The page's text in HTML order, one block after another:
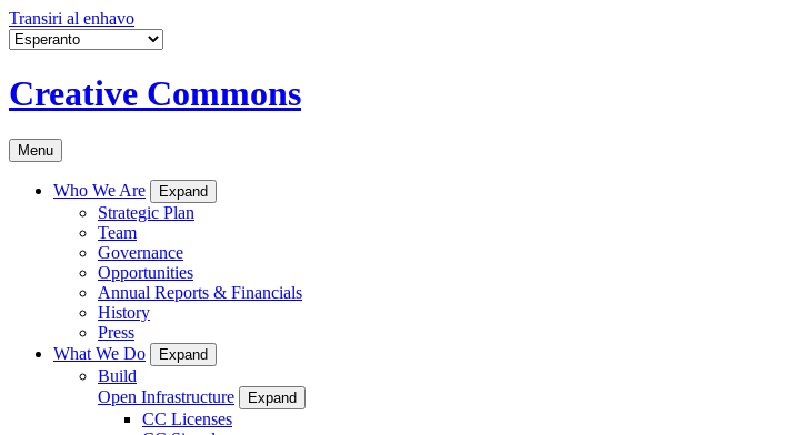
Transiri al enhavo
Creative Commons
Menu
Who We Are Expand
Strategic Plan
Team
Governance
Opportunities
Annual Reports & Financials
History
Press
What We Do
Expand
Build
Open Infrastructure
Expand
CC Licenses